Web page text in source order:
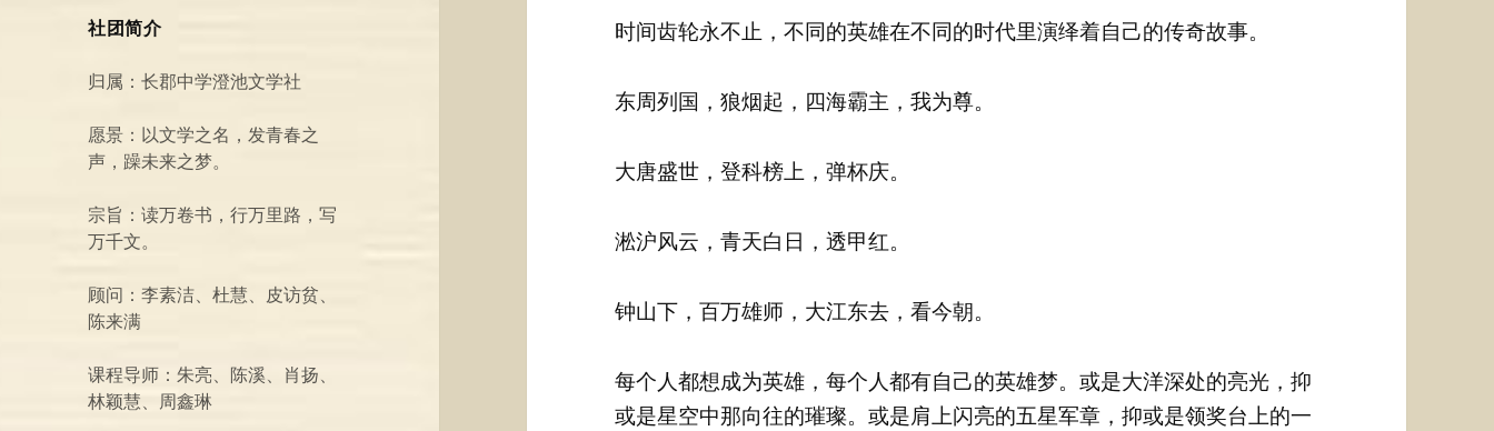
社团简介
归属：长郡中学澄池文学社
愿景：以文学之名，发青春之
声，躁未来之梦。
宗旨：读万卷书，行万里路，写
万千文。
顾问：李素洁、杜慧、皮访贫、
陈来满
课程导师：朱亮、陈溪、肖扬、
林颖慧、周鑫琳
时间齿轮永不止，不同的英雄在不同的时代里演绎着自己的传奇故事。
东周列国，狼烟起，四海霸主，我为尊。
大唐盛世，登科榜上，弹杯庆。
淞沪风云，青天白日，透甲红。
钟山下，百万雄师，大江东去，看今朝。
每个人都想成为英雄，每个人都有自己的英雄梦。或是大洋深处的亮光，抑
或是星空中那向往的璀璨。或是肩上闪亮的五星军章，抑或是领奖台上的一